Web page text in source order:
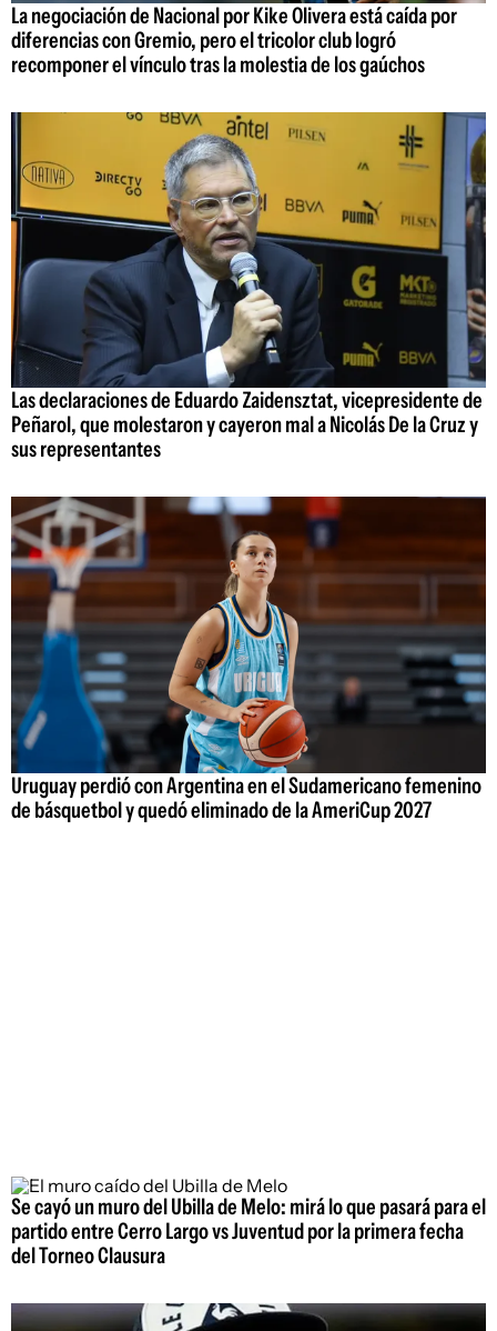
La negociación de Nacional por Kike Olivera está caída por
diferencias con Gremio, pero el tricolor club logró
recomponer el vínculo tras la molestia de los gaúchos
Las declaraciones de Eduardo Zaidensztat, vicepresidente de
Peñarol, que molestaron y cayeron mal a Nicolás De la Cruz y
sus representantes
Uruguay perdió con Argentina en el Sudamericano femenino
de básquetbol y quedó eliminado de la AmeriCup 2027
Se cayó un muro del Ubilla de Melo: mirá lo que pasará para el
partido entre Cerro Largo vs Juventud por la primera fecha
del Torneo Clausura